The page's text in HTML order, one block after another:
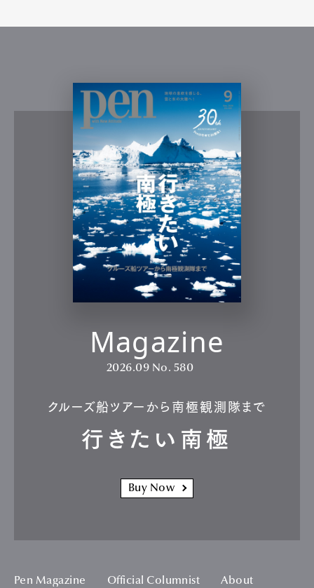
Magazine
2026.09 No. 580
クルーズ船ツアーから南極観測隊まで
行きたい南極
Buy Now
Pen Magazine Official Columnist
About